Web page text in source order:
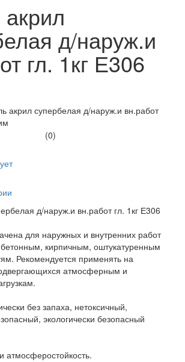
д/наруж.и
гл. 1кг Е306
(0)
д/наруж.и вн.работ гл. 1кг Е306
для наружных и внутренних работ
кирпичным, оштукатуренным
Рекомендуется применять на
атмосферным и
без запаха, нетоксичный,
экологически безопасный
атмосферостойкость.